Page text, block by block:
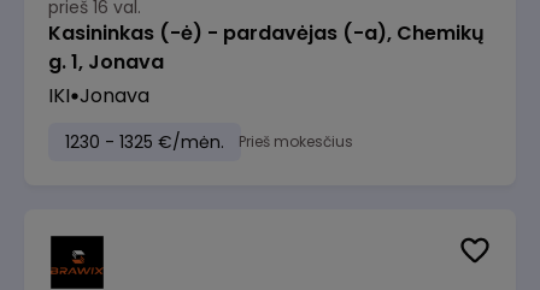
prieš 16 val.
Kasininkas (-ė) - pardavėjas (-a), Chemikų
g. 1, Jonava
IKI Jonava
1230 - 1325 €/mėn. Prieš mokesčius